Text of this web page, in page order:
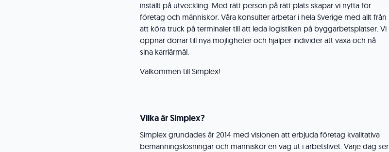
inställt på utveckling. Med rätt person på rätt plats skapar vi nytta för
företag och människor. Våra konsulter arbetar i hela Sverige med allt från
att köra truck på terminaler till att leda logistiken på byggarbetsplatser. Vi
öppnar dörrar till nya möjligheter och hjälper individer att växa och nå
sina karriärmål.
Välkommen till Simplex!
Vilka är Simplex?
Simplex grundades år 2014 med visionen att erbjuda företag kvalitativa
bemanningslösningar och människor en väg ut i arbetslivet. Varje dag ser